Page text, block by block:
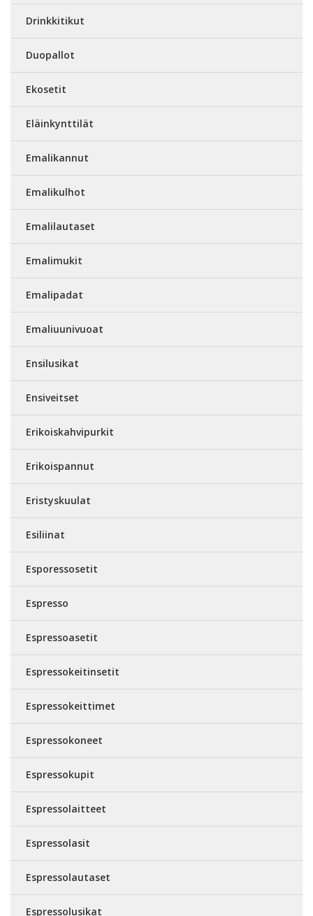
Drinkkitikut
Duopallot
Ekosetit
Eläinkynttilät
Emalikannut
Emalikulhot
Emalilautaset
Emalimukit
Emalipadat
Emaliuunivuoat
Ensilusikat
Ensiveitset
Erikoiskahvipurkit
Erikoispannut
Eristyskuulat
Esiliinat
Esporessosetit
Espresso
Espressoasetit
Espressokeitinsetit
Espressokeittimet
Espressokoneet
Espressokupit
Espressolaitteet
Espressolasit
Espressolautaset
Espressolusikat